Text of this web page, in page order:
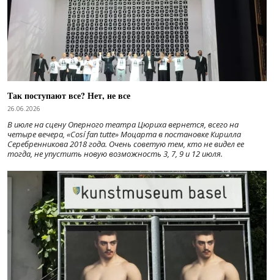
Так поступают все? Нет, не все
26.06.2026
В июле на сцену Оперного театра Цюриха вернется, всего на
четыре вечера, «Cosí fan tutte» Моцарта в постановке Кирилла
Серебренникова 2018 года. Очень советую тем, кто не видел ее
тогда, не упустить новую возможность 3, 7, 9 и 12 июля.